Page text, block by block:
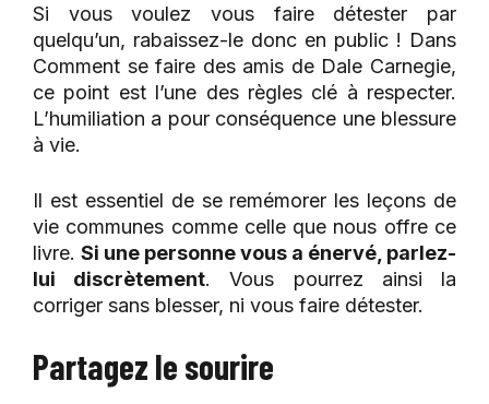
Si vous voulez vous faire détester par
quelqu’un, rabaissez-le donc en public ! Dans
Comment se faire des amis de Dale Carnegie,
ce point est l’une des règles clé à respecter.
L’humiliation a pour conséquence une blessure
à vie.
Il est essentiel de se remémorer les leçons de
vie communes comme celle que nous offre ce
livre. Si une personne vous a énervé, parlez-
lui discrètement. Vous pourrez ainsi la
corriger sans blesser, ni vous faire détester.
Partagez le sourire